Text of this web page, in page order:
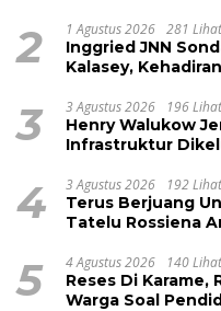
2 1 Agustus 2026 281 Lihat
Inggried JNN
Kalasey,
3 3 Agustus 2026 196 Lihat
Henry Walukow
Infrastruktur
4 3 Agustus 2026 192 Lihat
Terus Berjuang
Tatelu Rossiena
5 4 Agustus 2026 140 Lihat
Reses Di Karame,
Warga Soal